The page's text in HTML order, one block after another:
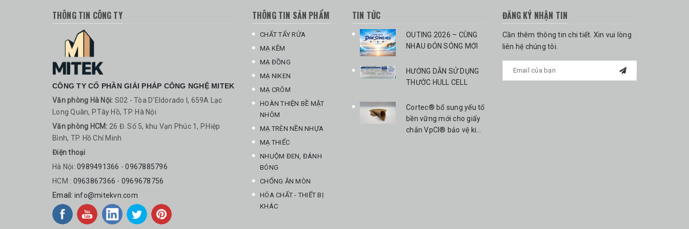
THÔNG TIN CÔNG TY
CÔNG TY CỔ PHẦN GIẢI PHÁP CÔNG NGHỆ MITEK
Văn phòng Hà Nội: S02 - Tòa D'Eldorado I, 659A Lạc
Long Quân, P.Tây Hồ, TP. Hà Nội
Văn phòng HCM: 26 Đ. Số 5, khu Vạn Phúc 1, P.Hiệp
Bình, TP. Hồ Chí Minh
Điện thoại
Hà Nội: 0989491366 -0967885796
HCM : 0963867366 - 0969678756
Email: info@mitekvn.com
THÔNG TIN SẢN PHẨM
CHẤT TẨY RỬA
MẠ KẼM
MẠ ĐỒNG
MẠ NIKEN
MẠ CRÔM
HOÀN THIỆN BỀ MẶT
NHÔM
MẠ TRÊN NỀN NHỰA
MẠ THIẾC
NHUỘM ĐEN, ĐÁNH
BÓNG
CHỐNG ĂN MÒN
HÓA CHẤT - THIẾT BỊ
KHÁC
TIN TỨC
OUTING 2026 – CÙNG
NHAU ĐÓN SÓNG MỚI
HƯỚNG DẪN SỬ DỤNG
THƯỚC HULL CELL
Cortec® bổ sung yếu tố
bền vững mới cho giấy
chắn VpCI® bảo vệ kim
ĐĂNG KÝ NHẬN TIN
Cần thêm thông tin chi tiết. Xin vui lòng
liên hệ chúng tôi.